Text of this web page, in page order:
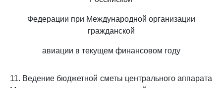
Федерации при Международной организации
гражданской
авиации в текущем финансовом году
11. Ведение бюджетной сметы центрального аппарата